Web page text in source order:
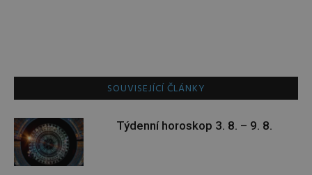
SOUVISEJÍCÍ ČLÁNKY
Týdenní horoskop 3. 8. – 9. 8.